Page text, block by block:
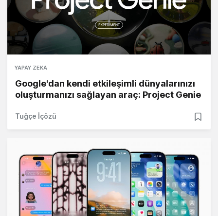
YAPAY ZEKA
Google'dan kendi etkileşimli dünyalarınızı
oluşturmanızı sağlayan araç: Project Genie
Tuğçe İçözü